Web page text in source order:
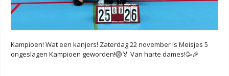
Kampioen! Wat een kanjers! Zaterdag 22 november is Meisjes 5
ongeslagen Kampioen geworden!🏐🏅 Van harte dames!🥳🎉